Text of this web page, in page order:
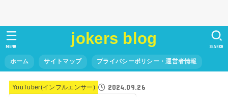
jokers blog
ホーム サイトマップ プライバシーポリシー・運営者情報
SEARCH
MENU
YouTuber(インフルエンサー) 2024.09.26